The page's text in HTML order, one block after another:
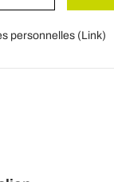
personnelles (Link)